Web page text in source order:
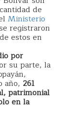
de
Ministerio
registraron
estos en
por
su parte, la
año, 261
patrimonial
en la